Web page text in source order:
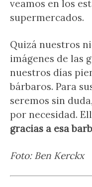
veamos en los
supermercados.
Quizá nuestros
imágenes de las
nuestros días
bárbaros. Para
seremos sin
por necesidad.
gracias a esa
Foto: Ben Kerckx